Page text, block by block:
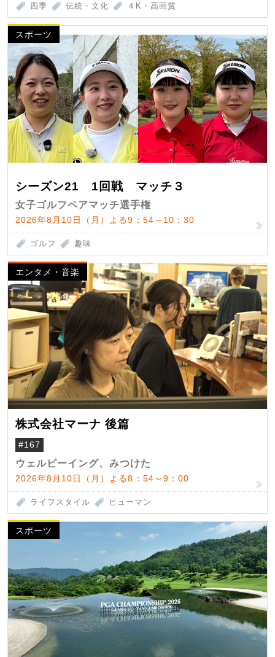
四季 伝統・文化 ４K・高画質
スポーツ
シーズン21 1回戦 マッチ３
女子ゴルフペアマッチ選手権
2026年8月10日（月）よる9：54～10：30
ゴルフ 趣味
エンタメ・音楽
株式会社マーナ 後篇
#167
ウェルビーイング、みつけた
2026年8月10日（月）よる8：54～9：00
ライフスタイル ヒューマン
スポーツ